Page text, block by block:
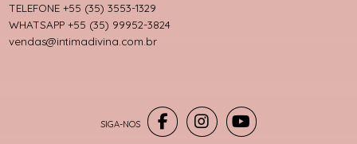
TELEFONE +55 (35) 3553-1329
WHATSAPP +55 (35) 99952-3824
vendas@intimadivina.com.br